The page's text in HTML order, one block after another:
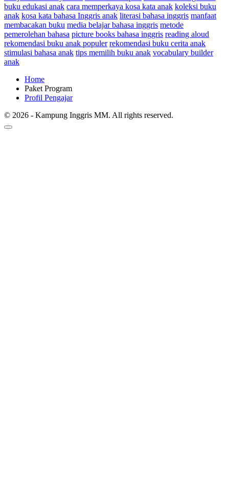
buku edukasi anak cara memperkaya kosa kata anak koleksi buku
anak kosa kata bahasa Inggris anak literasi bahasa inggris manfaat
membacakan buku media belajar bahasa inggris metode
pemerolehan bahasa picture books bahasa inggris reading aloud
rekomendasi buku anak populer rekomendasi buku cerita anak
stimulasi bahasa anak tips memilih buku anak vocabulary builder
anak
Home
Paket Program
Profil Pengajar
© 2026 - Kampung Inggris MM. All rights reserved.